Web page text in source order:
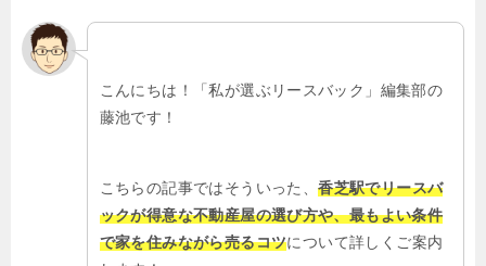
こんにちは！「私が選ぶリースバック」編集部の
藤池です！
こちらの記事ではそういった、香芝駅でリースバ
ックが得意な不動産屋の選び方や、最もよい条件
で家を住みながら売るコツについて詳しくご案内